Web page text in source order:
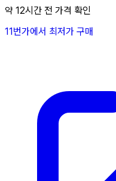
약 12시간 전 가격 확인
11번가에서 최저가 구매